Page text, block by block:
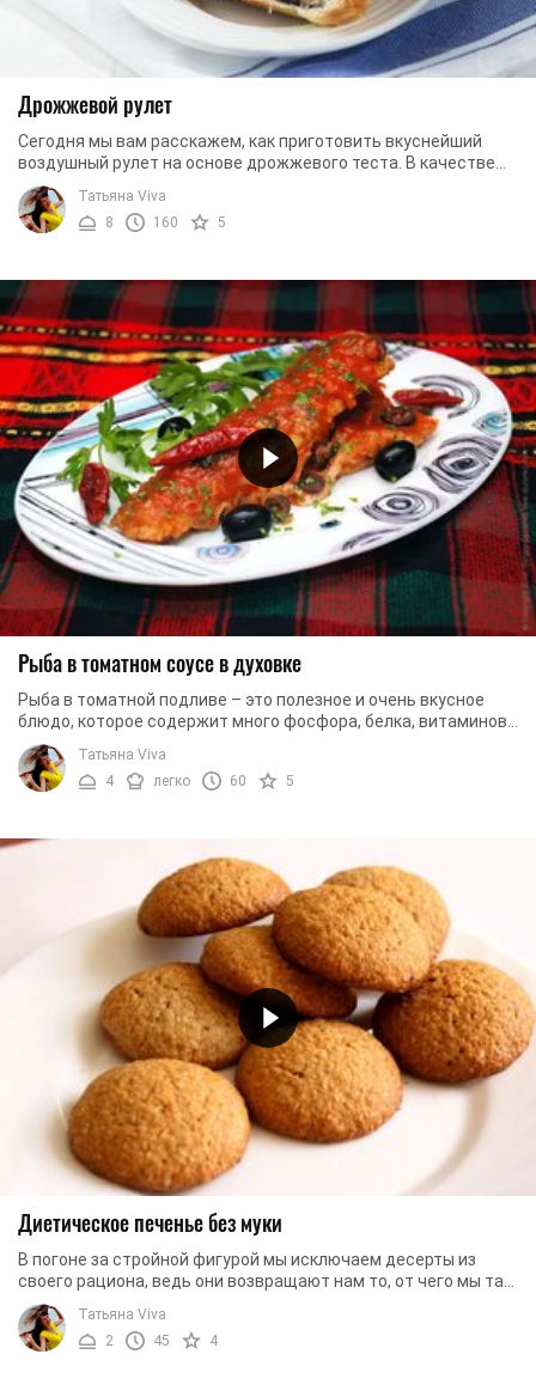
Дрожжевой рулет
Сегодня мы вам расскажем, как приготовить вкуснейший
воздушный рулет на основе дрожжевого теста. В качестве
начинки мы будем брать мак. Однако, вы по ...
Татьяна Viva
8
160 5
Рыба в томатном соусе в духовке
Рыба в томатной подливе – это полезное и очень вкусное
блюдо, которое содержит много фосфора, белка, витаминов,
а также абсолютно не вредит фигуре. В ...
Татьяна Viva
4
легко 60 5
Диетическое печенье без муки
В погоне за стройной фигурой мы исключаем десерты из
своего рациона, ведь они возвращают нам то, от чего мы так
старательно избавлялись в зале. Но ...
Татьяна Viva
2
45 4